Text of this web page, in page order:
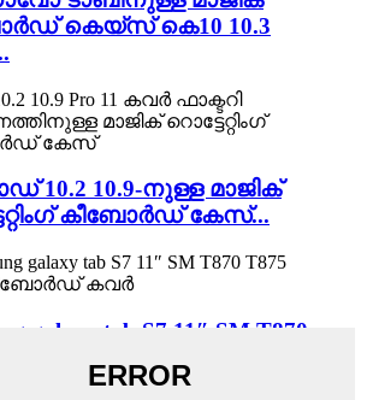
കെയ്‌സ് കെ10 10.3
10.2 10.9-നുള്ള മാജിക്
കീബോർഡ് കേസ്...
galaxy tab S7 11″ SM T870